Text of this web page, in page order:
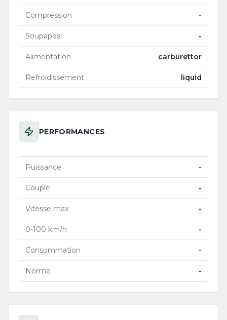
Compression -
Soupapes -
Alimentation carburettor
Refroidissement liquid
PERFORMANCES
Puissance -
Couple -
Vitesse max -
0-100 km/h -
Consommation -
Norme -